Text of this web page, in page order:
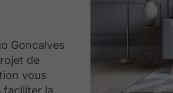
Goncalves
de
vous